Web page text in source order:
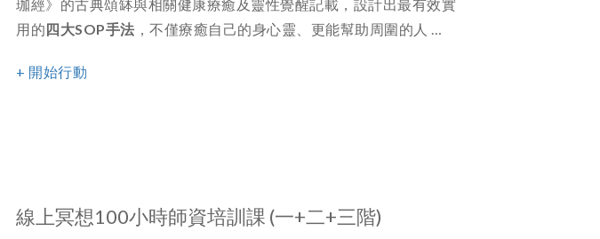
珈經》的古典頌缽與相關健康療癒及靈性覺醒記載，設計出最有效實
用的四大SOP手法 ，不僅療癒自己的身心靈、更能幫助周圍的人 …
+ 開始行動
線上冥想100小時師資培訓課 (一+二+三階)